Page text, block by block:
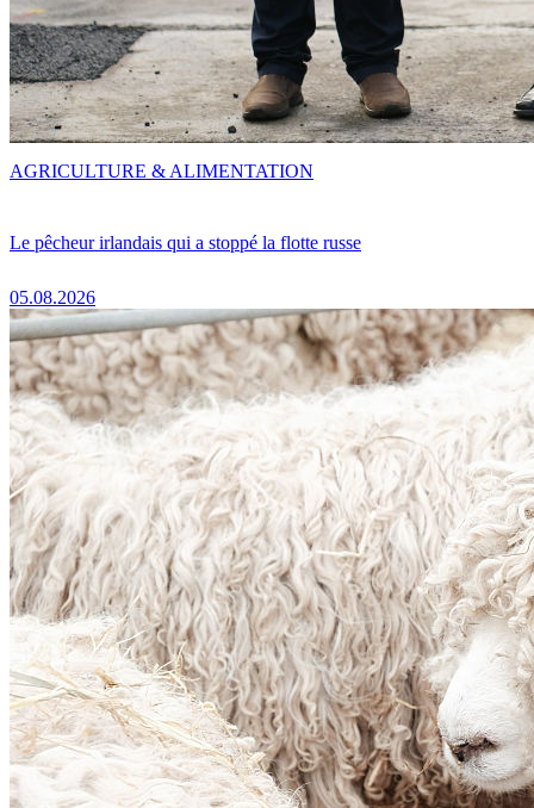
Le pêcheur irlandais qui a stoppé la flotte russe
05.08.2026
AGRICULTURE & ALIMENTATION